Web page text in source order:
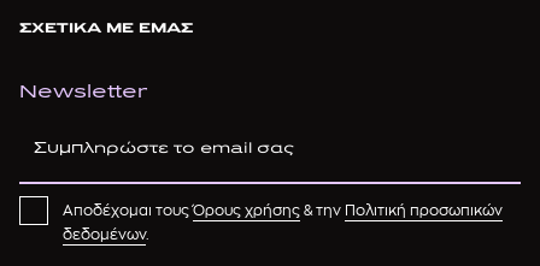
ΣΧΕΤΙΚΑ ΜΕ ΕΜΑΣ
Newsletter
Αποδέχομαι τουςΌρους χρήσης & την
Πολιτική προσωπικών
δεδομένων.